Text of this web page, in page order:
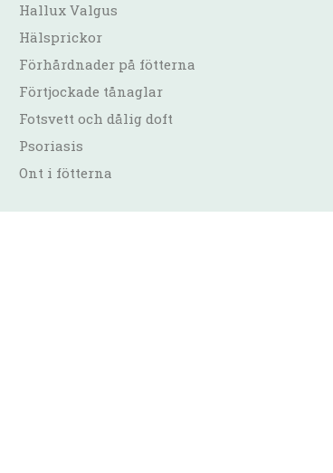
Hallux Valgus
Hälsprickor
Förhårdnader på fötterna
Förtjockade tånaglar
Fotsvett och dålig doft
Psoriasis
Ont i fötterna